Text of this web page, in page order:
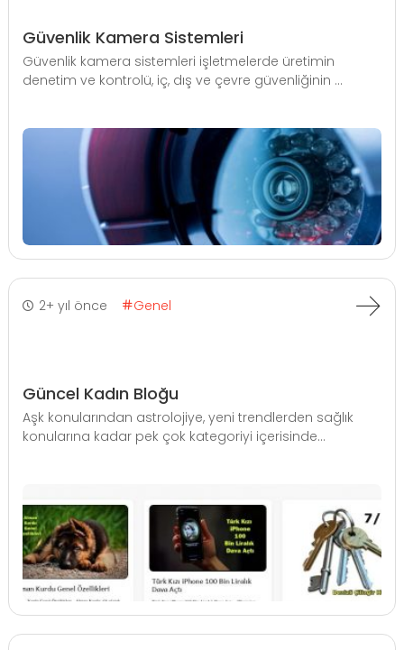
Güvenlik Kamera Sistemleri
Güvenlik kamera sistemleri işletmelerde üretimin
denetim ve kontrolü, iç, dış ve çevre güvenliğinin ...
2+ yıl önce Genel
Güncel Kadın Bloğu
Aşk konularından astrolojiye, yeni trendlerden sağlık
konularına kadar pek çok kategoriyi içerisinde...